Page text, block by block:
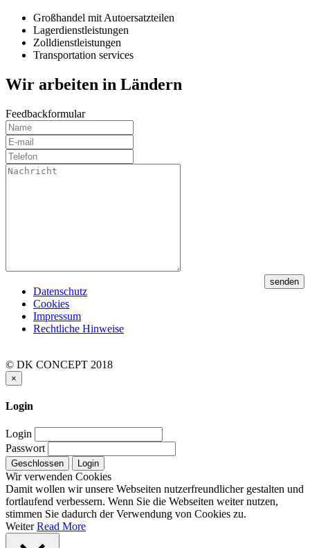
Großhandel mit Autoersatzteilen
Lagerdienstleistungen
Zolldienstleistungen
Transportation services
Wir arbeiten in Ländern
Feedbackformular
Datenschutz
Cookies
Impressum
Rechtliche Hinweise
© DK CONCEPT 2018
×
Login
Login
Passwort
Geschlossen Login
Wir verwenden Cookies
Damit wollen wir unsere Webseiten nutzerfreundlicher gestalten und
fortlaufend verbessern. Wenn Sie die Webseiten weiter nutzen,
stimmen Sie dadurch der Verwendung von Cookies zu.
Weiter Read More